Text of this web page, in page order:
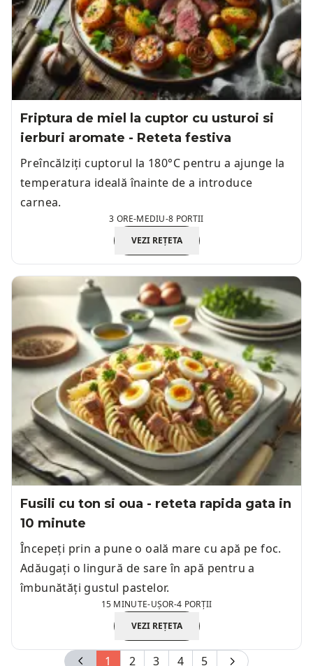
Friptura de miel la cuptor cu usturoi si
ierburi aromate - Reteta festiva
Preîncălziți cuptorul la 180°C pentru a ajunge la
temperatura ideală înainte de a introduce
carnea.
3 ORE-MEDIU-8 PORTII
VEZI REȚETA
Fusili cu ton si oua - reteta rapida gata in
10 minute
Începeți prin a pune o oală mare cu apă pe foc.
Adăugați o lingură de sare în apă pentru a
îmbunătăți gustul pastelor.
15 MINUTE-UȘOR-4 PORȚII
VEZI REȚETA
1 2 3 4 5